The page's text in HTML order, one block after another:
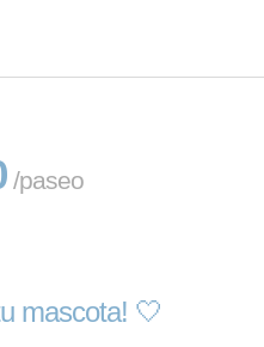
/paseo
mascota! 🤍